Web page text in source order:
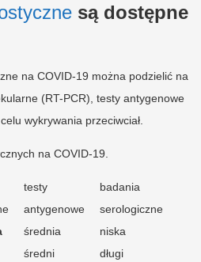
są dostępne
na COVID-19 można podzielić na
(RT-PCR), testy antygenowe
wykrywania przeciwciał.
na COVID-19.
testy
antygenowe
badania
serologiczne
średnia
niska
średni
długi